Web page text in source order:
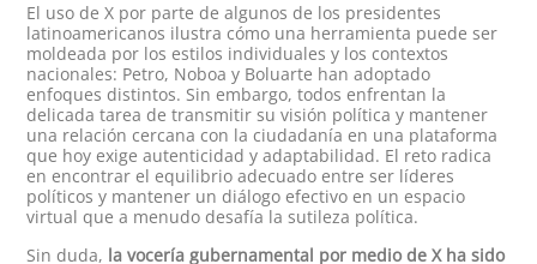
El uso de X por parte de algunos de los presidentes
latinoamericanos ilustra cómo una herramienta puede ser
moldeada por los estilos individuales y los contextos
nacionales: Petro, Noboa y Boluarte han adoptado
enfoques distintos. Sin embargo, todos enfrentan la
delicada tarea de transmitir su visión política y mantener
una relación cercana con la ciudadanía en una plataforma
que hoy exige autenticidad y adaptabilidad. El reto radica
en encontrar el equilibrio adecuado entre ser líderes
políticos y mantener un diálogo efectivo en un espacio
virtual que a menudo desafía la sutileza política.
Sin duda, la vocería gubernamental por medio de X ha sido